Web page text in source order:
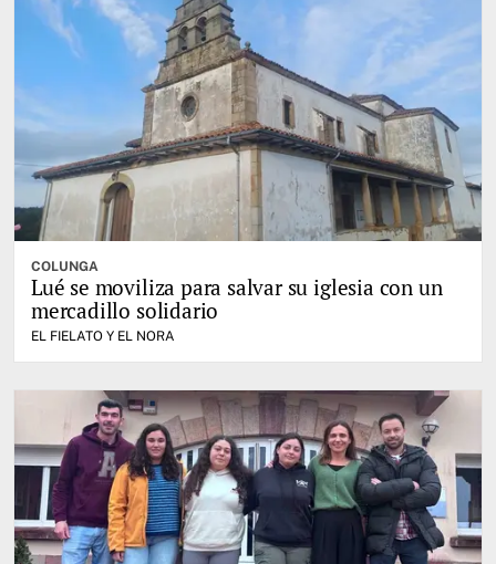
COLUNGA
Lué se moviliza para salvar su iglesia con un
mercadillo solidario
EL FIELATO Y EL NORA